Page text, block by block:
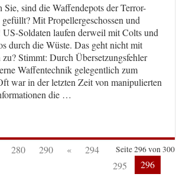
Sie, sind die Waffendepots der Terror-
Mit Propellergeschossen und
Soldaten laufen derweil mit Colts und
durch die Wüste. Das geht nicht mit
Stimmt: Durch Übersetzungsfehler
Waffentechnik gelegentlich zum
war in der letzten Zeit von manipulierten
die …
Seite 296 von 300
280 290 «
294
295
296